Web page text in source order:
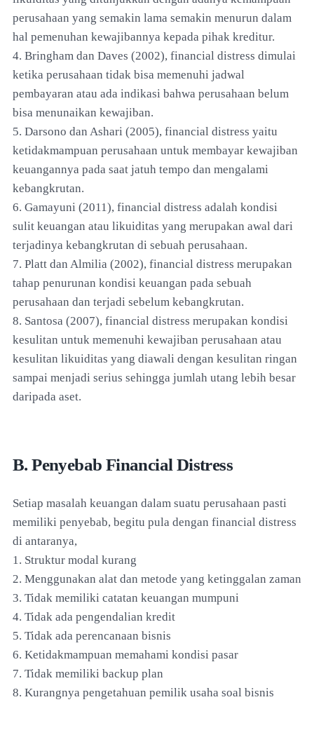
perusahaan yang semakin lama semakin menurun dalam
hal pemenuhan kewajibannya kepada pihak kreditur.
4. Bringham dan Daves (2002), financial distress dimulai
ketika perusahaan tidak bisa memenuhi jadwal
pembayaran atau ada indikasi bahwa perusahaan belum
bisa menunaikan kewajiban.
5. Darsono dan Ashari (2005), financial distress yaitu
ketidakmampuan perusahaan untuk membayar kewajiban
keuangannya pada saat jatuh tempo dan mengalami
kebangkrutan.
6. Gamayuni (2011), financial distress adalah kondisi
sulit keuangan atau likuiditas yang merupakan awal dari
terjadinya kebangkrutan di sebuah perusahaan.
7. Platt dan Almilia (2002), financial distress merupakan
tahap penurunan kondisi keuangan pada sebuah
perusahaan dan terjadi sebelum kebangkrutan.
8. Santosa (2007), financial distress merupakan kondisi
kesulitan untuk memenuhi kewajiban perusahaan atau
kesulitan likuiditas yang diawali dengan kesulitan ringan
sampai menjadi serius sehingga jumlah utang lebih besar
daripada aset.
B. Penyebab Financial Distress
Setiap masalah keuangan dalam suatu perusahaan pasti
memiliki penyebab, begitu pula dengan financial distress
di antaranya,
1. Struktur modal kurang
2. Menggunakan alat dan metode yang ketinggalan zaman
3. Tidak memiliki catatan keuangan mumpuni
4. Tidak ada pengendalian kredit
5. Tidak ada perencanaan bisnis
6. Ketidakmampuan memahami kondisi pasar
7. Tidak memiliki backup plan
8. Kurangnya pengetahuan pemilik usaha soal bisnis